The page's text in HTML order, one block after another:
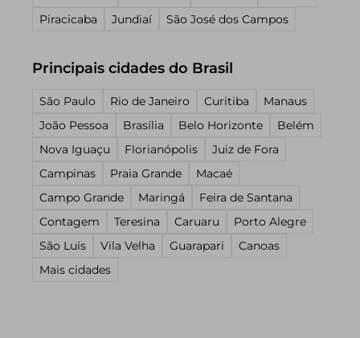
Piracicaba
Jundiaí São José dos Campos
Principais cidades do Brasil
São Paulo Rio de Janeiro Curitiba
Manaus
João Pessoa
Brasília Belo Horizonte
Belém
Nova Iguaçu
Florianópolis
Juiz de Fora
Campinas
Praia Grande
Macaé
Campo Grande
Maringá
Feira de Santana
Contagem
Teresina Caruaru
Porto Alegre
São Luís
Vila Velha Guarapari
Canoas
Mais cidades